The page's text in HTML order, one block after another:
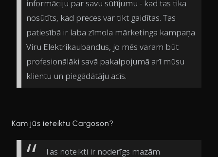
informāciju par savu sūtījumu - kad tas tika
nosūtīts, kad preces var tikt gaidītas. Tas
patiesībā ir laba zīmola mārketinga kampaņa
Viru Elektrikaubandus, jo mēs varam būt
profesionālāki savā pakalpojumā arī mūsu
klientu un piegādātāju acīs.
Kam jūs ieteiktu Cargoson?
Tas noteikti ir noderīgs mazām